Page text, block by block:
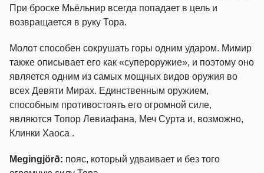
При броске Мьёльнир всегда попадает в цель и
возвращается в руку Тора.
Молот способен сокрушать горы одним ударом. Мимир
также описывает его как «супероружие», и поэтому оно
является одним из самых мощных видов оружия во
всех Девяти Мирах. Единственным оружием,
способным противостоять его огромной силе,
являются Топор Левиафана, Меч Сурта и, возможно,
Клинки Хаоса .
Megingjörð: пояс, который удваивает и без того